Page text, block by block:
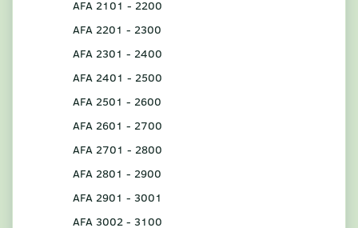
AFA 2101 - 2200
AFA 2201 - 2300
AFA 2301 - 2400
AFA 2401 - 2500
AFA 2501 - 2600
AFA 2601 - 2700
AFA 2701 - 2800
AFA 2801 - 2900
AFA 2901 - 3001
AFA 3002 - 3100